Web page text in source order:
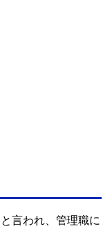
言われ、管理職に